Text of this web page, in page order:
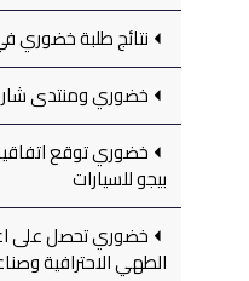
نتائج طلبة خضوري
خضوري ومنتدى شارك
خضوري توقع
بيجو للسيارات
خضوري تحصل على
الطهي الاحترافية